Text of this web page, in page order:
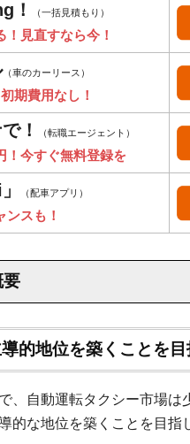
！ （一括見積もり）
！見直すなら今！
（車のカーリース）
期費用なし！
！ （転職エージェント）
！今すぐ無料登録を
（配車アプリ）
スも！
的地位を築くことを
、自動運転タクシー市場は
的な地位を築くことを目指